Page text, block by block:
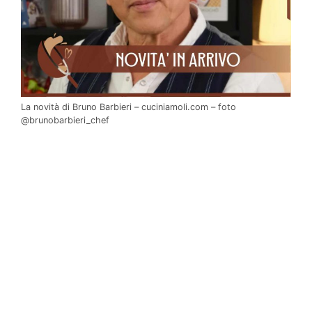
La novità di Bruno Barbieri – cuciniamoli.com – foto
@brunobarbieri_chef